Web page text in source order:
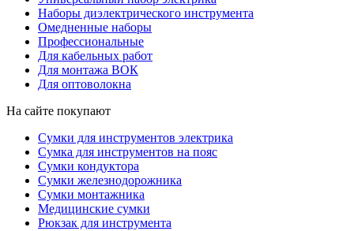
Наборы диэлектрического инструмента
Омедненные наборы
Профессиональные
Для кабельных работ
Для монтажа ВОК
Для оптоволокна
На сайте покупают
Сумки для инструментов электрика
Сумка для инструментов на пояс
Сумки кондуктора
Сумки железнодорожника
Сумки монтажника
Медицинские сумки
Рюкзак для инструмента